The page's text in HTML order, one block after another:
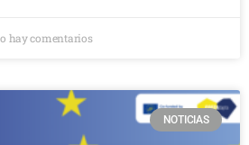
hay comentarios
NOTICIAS